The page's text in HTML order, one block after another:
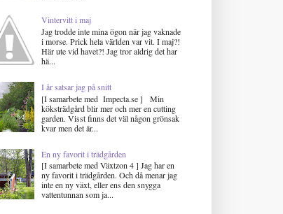
Vintervitt i maj
Jag trodde inte mina ögon när jag vaknade
i morse. Prick hela världen var vit. I maj?!
Här ute vid havet?! Jag tror aldrig det har
hä...
I år satsar jag på snitt
[I samarbete med Impecta.se ] Min
köksträdgård blir mer och mer en cutting
garden. Visst finns det väl någon grönsak
kvar men det är...
En ny favorit i trädgården
[I samarbete med Växtzon 4 ] Jag har en
ny favorit i trädgården. Och då menar jag
inte en ny växt, eller ens den snygga
vattentunnan som ja...